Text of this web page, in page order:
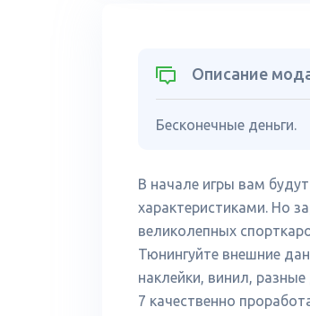
Описание
Бесконечные деньги.
В начале игры вам
характеристиками. Но
великолепных
Тюнингуйте внешние
наклейки, винил,
7 качественно